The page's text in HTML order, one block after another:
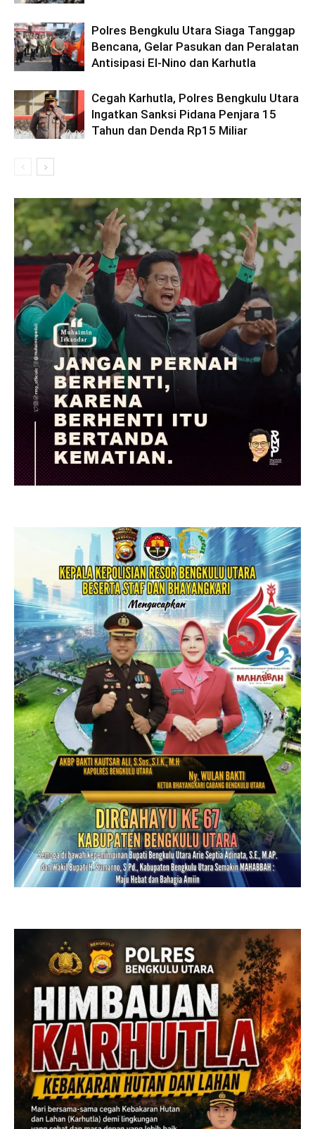
Polres Bengkulu Utara Siaga Tanggap
Bencana, Gelar Pasukan dan Peralatan
Antisipasi El-Nino dan Karhutla
Cegah Karhutla, Polres Bengkulu Utara
Ingatkan Sanksi Pidana Penjara 15
Tahun dan Denda Rp15 Miliar